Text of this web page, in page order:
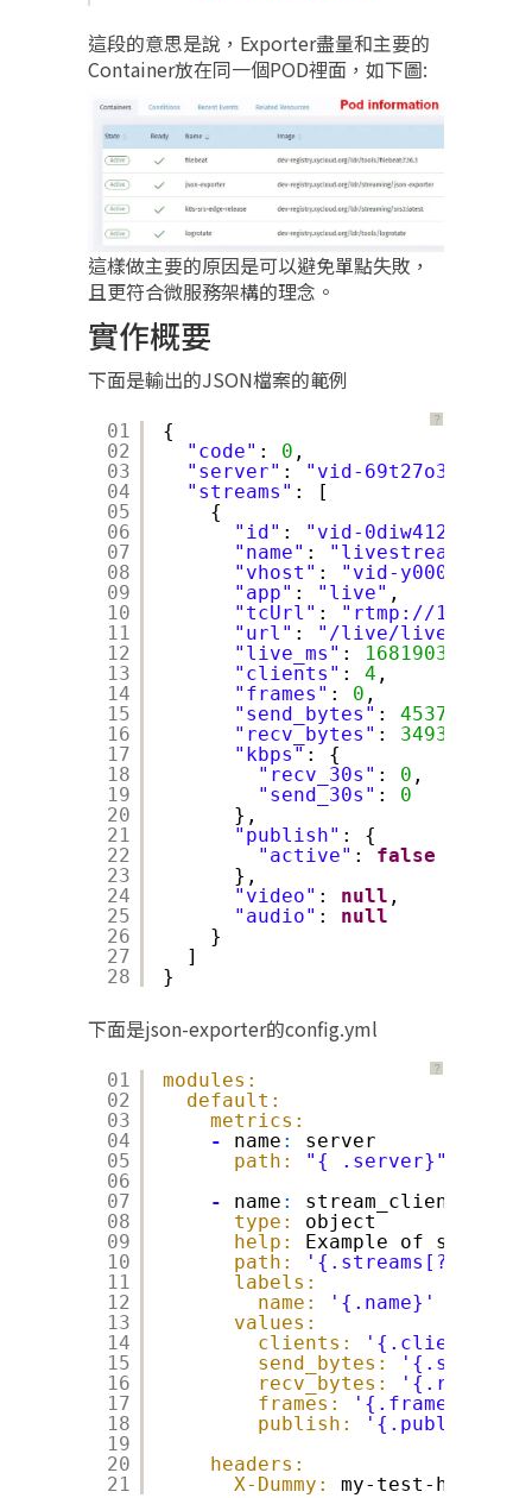
這段的意思是說，Exporter盡量和主要的
Container放在同一個POD裡面，如下圖:
這樣做主要的原因是可以避免單點失敗，
且更符合微服務架構的理念。
實作概要
下面是輸出的JSON檔案的範例
？
01
02
03
04
05
06
07
08
09
10
11
12
13
14
15
16
17
18
19
20
21
22
23
24
25
26
27
28
{
"code" : 0 ,
"server" : "vid-69t27o3"
"streams" : [
{
"id" : "vid-0diw412"
"name" : "livestream"
"vhost" : "vid-y000397"
"app" : "live" ,
"tcUrl" :
"rtmp://
"url" : "/live/livestream"
"live_ms" : 1681903514993
"clients" : 4 ,
"frames" : 0 ,
"send_bytes" : 45370
"recv_bytes" : 34930
"kbps" : {
"recv_30s" : 0 ,
"send_30s" : 0
},
"publish" : {
"active" : false
},
"video" : null ,
"audio" : null
}
]
}
下面是json-exporter的config.yml
？
01
02
03
04
05
06
07
08
09
10
11
12
13
14
15
16
17
18
19
20
21
modules:
default:
metrics:
-
name :
server
path:
"{ .server}"
-
name :
stream_clients
type:
object
help:
Example of sub-
path:
labels:
name:
'{.name}'
values:
clients:
'{.clients}'
send_bytes:
recv_bytes:
frames:
'{.frames}'
publish:
headers:
X-Dummy:
my-test-header